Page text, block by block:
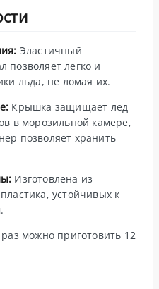
Эластичный
позволяет легко и
льда, не ломая их.
Крышка защищает лед
в морозильной камере,
позволяет хранить
Изготовлена из
устойчивых к
можно приготовить 12